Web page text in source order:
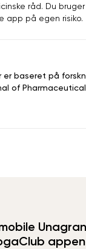
er baseret på
of
råd. Du
app på egen risiko.
appen